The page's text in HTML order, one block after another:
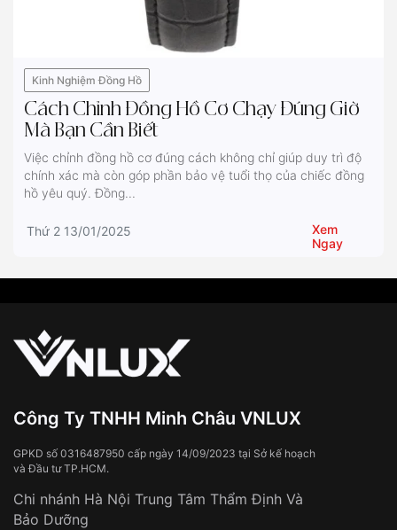
Kinh Nghiệm Đồng Hồ
Cách Chỉnh Đồng Hồ Cơ Chạy Đúng Giờ
Mà Bạn Cần Biết
Việc chỉnh đồng hồ cơ đúng cách không chỉ giúp duy trì độ
chính xác mà còn góp phần bảo vệ tuổi thọ của chiếc đồng
hồ yêu quý. Đồng...
Thứ 2 13/01/2025
Xem
Ngay
Công Ty TNHH Minh Châu VNLUX
GPKD số 0316487950 cấp ngày 14/09/2023 tại Sở kế hoạch
và Đầu tư TP.HCM.
Chi nhánh Hà Nội Trung Tâm Thẩm Định Và
Bảo Dưỡng